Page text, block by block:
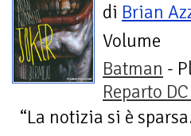
di Brian
Volume
Batman -
Reparto
“La notizia si è